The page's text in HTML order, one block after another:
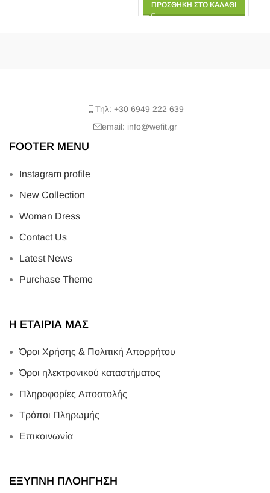
ΠΡΟΣΘΉΚΗ ΣΤΟ ΚΑΛΆΘΙ
Τηλ: +30 6949 222 639
email: info@wefit.gr
FOOTER MENU
Instagram profile
New Collection
Woman Dress
Contact Us
Latest News
Purchase Theme
Η ΕΤΑΙΡΙΑ ΜΑΣ
Όροι Χρήσης & Πολιτική Απορρήτου
Όροι ηλεκτρονικού καταστήματος
Πληροφορίες Αποστολής
Τρόποι Πληρωμής
Επικοινωνία
ΕΞΥΠΝΗ ΠΛΟΗΓΗΣΗ